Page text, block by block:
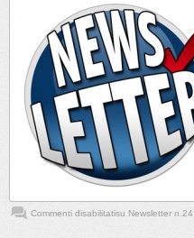
Commenti disabilitatisu Newsletter